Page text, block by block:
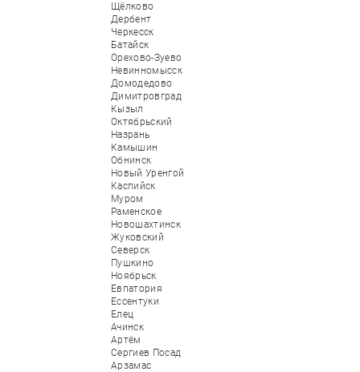
Щёлково
Дербент
Черкесск
Батайск
Орехово-Зуево
Невинномысск
Домодедово
Димитровград
Кызыл
Октябрьский
Назрань
Камышин
Обнинск
Новый Уренгой
Каспийск
Муром
Раменское
Новошахтинск
Жуковский
Северск
Пушкино
Ноябрьск
Евпатория
Ессентуки
Елец
Ачинск
Артём
Сергиев Посад
Арзамас